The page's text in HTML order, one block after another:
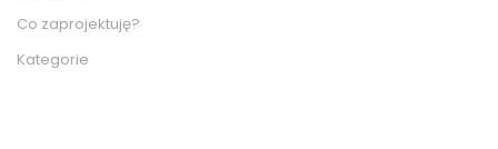
Co zaprojektuję?
Kategorie